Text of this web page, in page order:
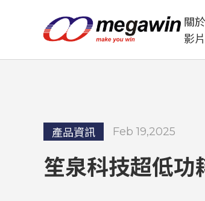
關
影
產品資訊 Feb 19,2025
笙泉科技超低